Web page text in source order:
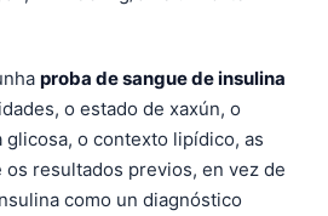
proba de sangue de insulina
o estado de xaxún, o
glicosa, o contexto lipídico, as
os resultados previos, en vez de
como un diagnóstico